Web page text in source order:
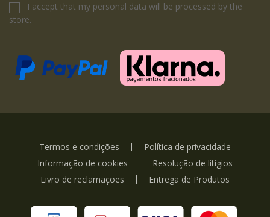
I accept that my personal data will be processed by the
store.
Termos e condições
Política de privacidade
Informação de cookies
Resolução de litígios
Livro de reclamações
Entrega de Produtos